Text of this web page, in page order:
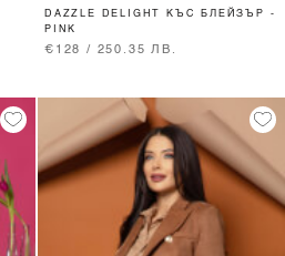
DAZZLE DELIGHT КЪС БЛЕЙЗЪР -
PINK
€128 / 250.35 ЛВ.